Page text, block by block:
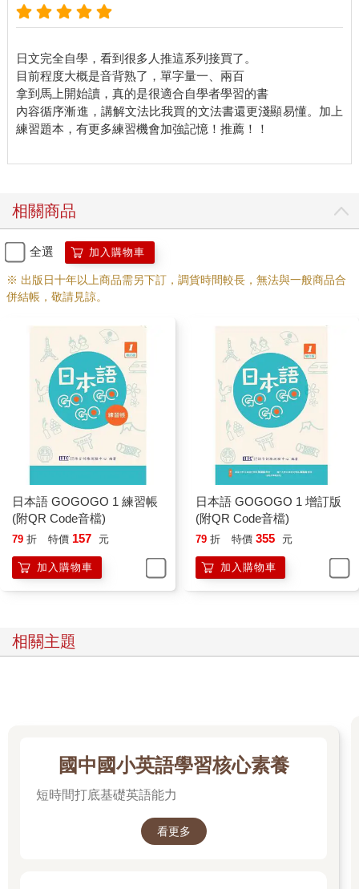
日文完全自學，看到很多人推這系列接買了。
目前程度大概是音背熟了，單字量一、兩百
拿到馬上開始讀，真的是很適合自學者學習的書
內容循序漸進，講解文法比我買的文法書還更淺顯易懂。加上
練習題本，有更多練習機會加強記憶！推薦！！
相關商品
全選 加入購物車
※ 出版日十年以上商品需另下訂，調貨時間較長，無法與一般商品合
併結帳，敬請見諒。
日本語 GOGOGO 1 練習帳
(附QR Code音檔)
79 折 特價 157 元
加入購物車
日本語 GOGOGO 1 增訂版
(附QR Code音檔)
79 折 特價 355 元
加入購物車
相關主題
國中國小英語學習核心素養
短時間打底基礎英語能力
看更多